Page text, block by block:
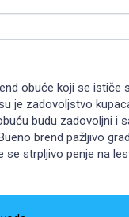
obuće koji se ističe
je zadovoljstvo
budu zadovoljni i
brend pažljivo
se strpljivo penje na